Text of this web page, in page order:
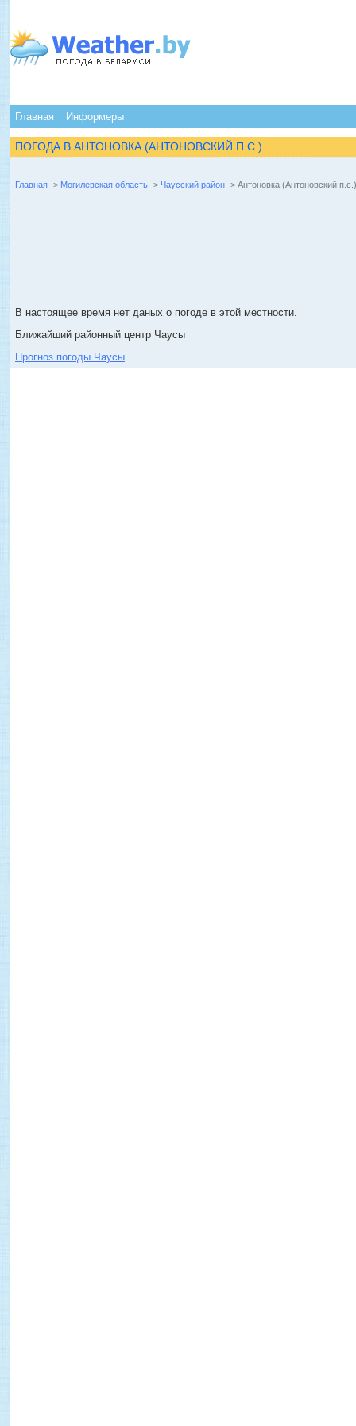
Главная Информеры
ПОГОДА В АНТОНОВКА (АНТОНОВСКИЙ П.С.)
Главная -> Могилевская область -> Чаусский район -> Антоновка (Антоновский п.с.)
В настоящее время нет даных о погоде в этой местности.
Ближайший районный центр Чаусы
Прогноз погоды Чаусы